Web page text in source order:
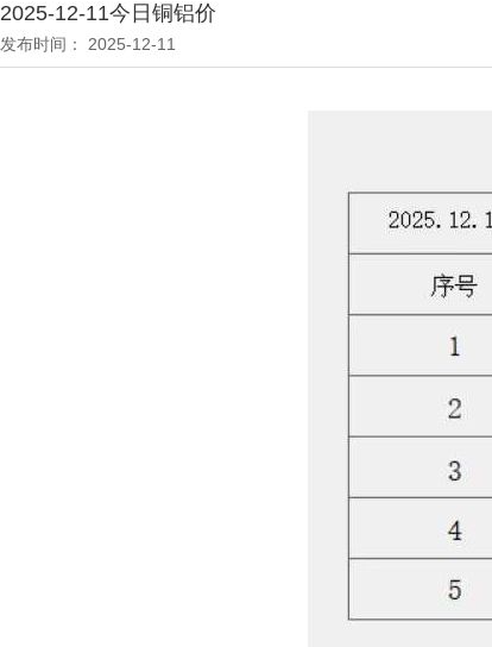
2025-12-11今日铜铝价
发布时间： 2025-12-11